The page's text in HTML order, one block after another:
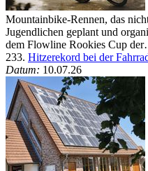
Mountainbike-Rennen, das
Jugendlichen geplant und
dem Flowline Rookies Cup
233. Hitzerekord bei der
Datum: 10.07.26